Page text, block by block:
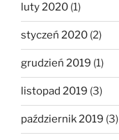
luty 2020 (1)
styczeń 2020 (2)
grudzień 2019 (1)
listopad 2019 (3)
październik 2019 (3)